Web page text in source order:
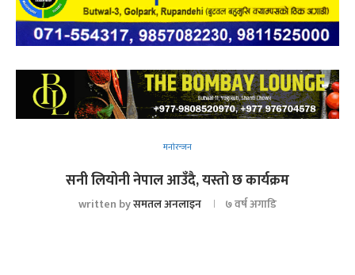
मनोरन्जन
सनी लियोनी नेपाल आउँदै, यस्तो छ कार्यक्रम
written byसमतल अनलाइन ७ वर्ष अगाडि